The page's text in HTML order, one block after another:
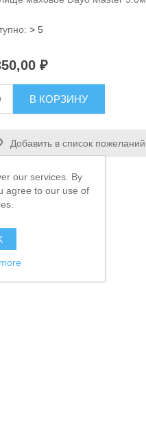
> 5
₽
В КОРЗИНУ
Добавить в список пожеланий
Сообщить другу
our services. By
agree to our use of